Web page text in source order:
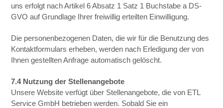
uns erfolgt nach Artikel 6 Absatz 1 Satz 1 Buchstabe a DS-
GVO auf Grundlage Ihrer freiwillig erteilten Einwilligung.
Die personenbezogenen Daten, die wir für die Benutzung des
Kontaktformulars erheben, werden nach Erledigung der von
Ihnen gestellten Anfrage automatisch gelöscht.
7.4 Nutzung der Stellenangebote
Unsere Website verfügt über Stellenangebote, die von ETL
Service GmbH betrieben werden. Sobald Sie ein